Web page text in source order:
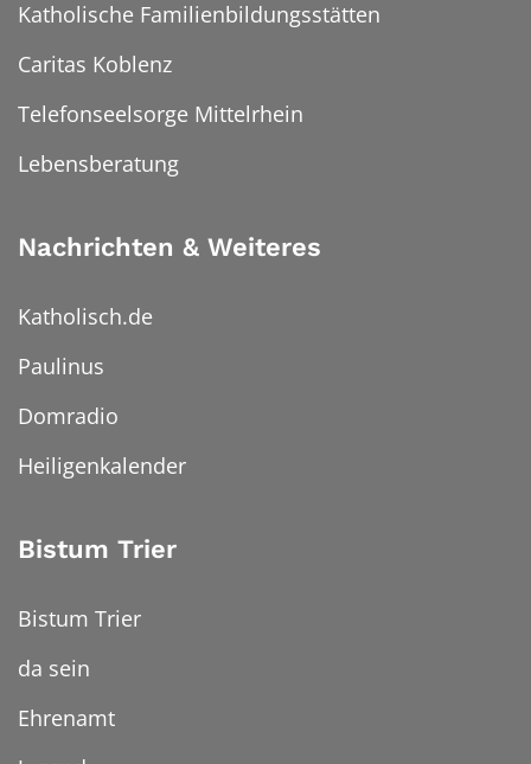
Katholische Familienbildungsstätten
Caritas Koblenz
Telefonseelsorge Mittelrhein
Lebensberatung
Nachrichten & Weiteres
Katholisch.de
Paulinus
Domradio
Heiligenkalender
Bistum Trier
Bistum Trier
da sein
Ehrenamt